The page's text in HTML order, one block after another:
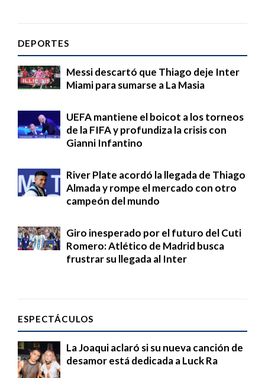
DEPORTES
Messi descartó que Thiago deje Inter
Miami para sumarse a La Masia
UEFA mantiene el boicot a los torneos
de la FIFA y profundiza la crisis con
Gianni Infantino
River Plate acordó la llegada de Thiago
Almada y rompe el mercado con otro
campeón del mundo
Giro inesperado por el futuro del Cuti
Romero: Atlético de Madrid busca
frustrar su llegada al Inter
ESPECTÁCULOS
La Joaqui aclaró si su nueva canción de
desamor está dedicada a Luck Ra